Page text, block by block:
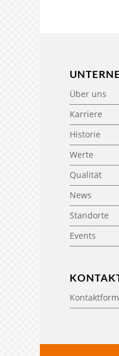
Über uns
Karriere
Historie
Werte
Qualität
News
Standorte
Events